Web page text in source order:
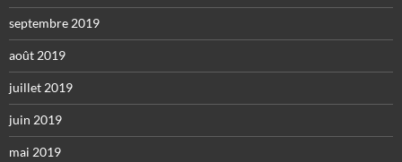
septembre 2019
août 2019
juillet 2019
juin 2019
mai 2019